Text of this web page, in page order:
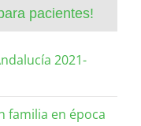
pacientes!
2021-
familia en época